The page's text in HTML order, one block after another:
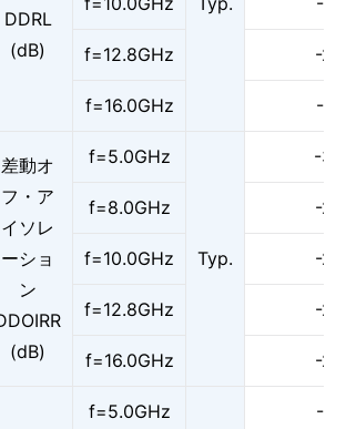
DDRL
(dB)
f=12.8GHz -20
f=16.0GHz -14
差動オ
フ・ア
イソレ
ーショ
ン
(dB)
f=5.0GHz
Typ.
-33
f=8.0GHz -27
f=10.0GHz -25
f=12.8GHz -24
f=16.0GHz -24
f=5.0GHz -41